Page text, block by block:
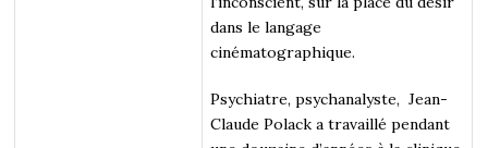
dans le langage
cinématographique.
Psychiatre, psychanalyste, Jean-
Claude Polack a travaillé pendant